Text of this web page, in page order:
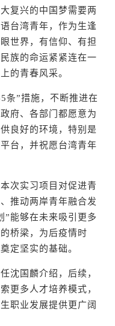
复兴的中国梦需要两
台湾青年，作为生逢
世界，有信仰、有担
族的命运紧紧连在一
的青春风采。
”措施，不断推进在
府、各部门都愿意为
良好的环境，特别是
台，并祝愿台湾青年
次实习项目对促进青
推动两岸青年融合发
”能够在未来吸引更多
桥梁，为后疫情时
定坚实的基础。
国麟介绍，后续，
更多人才培养模式，
职业发展提供更广阔